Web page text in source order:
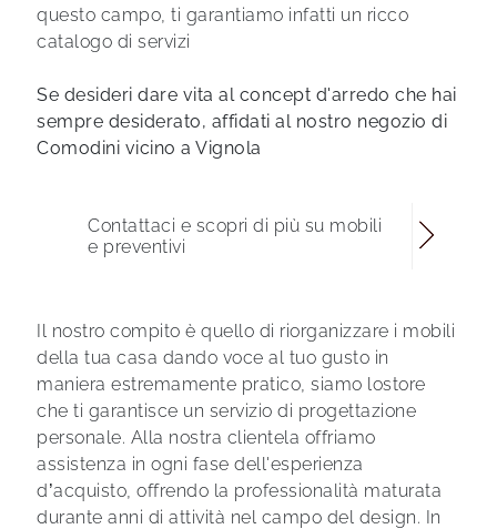
questo campo, ti garantiamo infatti un ricco
catalogo di servizi
Se desideri dare vita al concept d'arredo che hai
sempre desiderato, affidati al nostro negozio di
Comodini vicino a Vignola
Contattaci e scopri di più su mobili
e preventivi
Il nostro compito è quello di riorganizzare i mobili
della tua casa dando voce al tuo gusto in
maniera estremamente pratico, siamo lostore
che ti garantisce un servizio di progettazione
personale. Alla nostra clientela offriamo
assistenza in ogni fase dell'esperienza
d’acquisto, offrendo la professionalità maturata
durante anni di attività nel campo del design. In